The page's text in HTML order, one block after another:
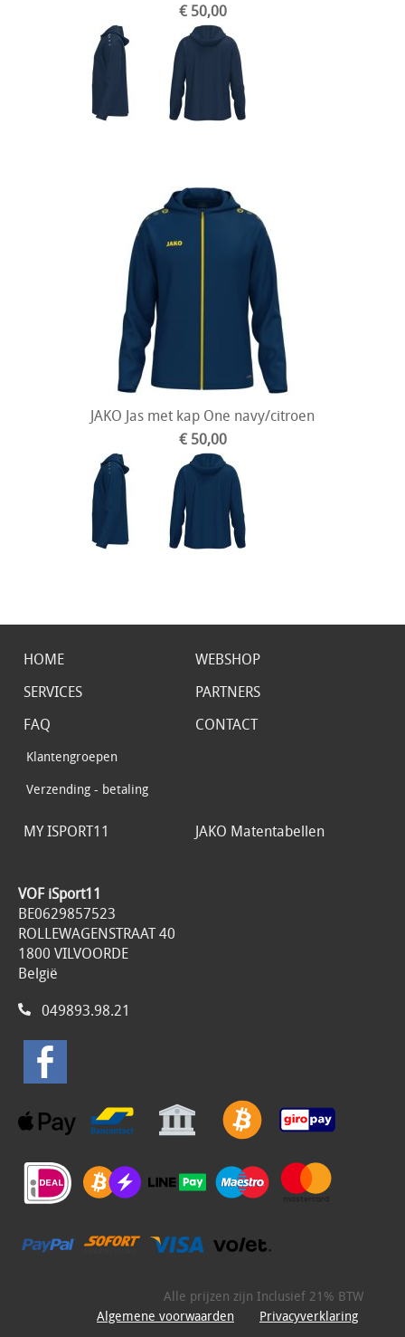
€ 50,00
JAKO Jas met kap One navy/citroen
€ 50,00
HOME
WEBSHOP
SERVICES
PARTNERS
FAQ
Klantengroepen
Verzending - betaling
CONTACT
MY ISPORT11 JAKO Matentabellen
VOF iSport11
BE0629857523
ROLLEWAGENSTRAAT 40
1800 VILVOORDE
België
049893.98.21
Alle prijzen zijn Inclusief 21% BTW
Algemene voorwaarden
Privacyverklaring